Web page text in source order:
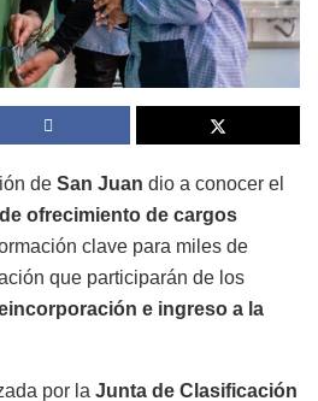
de San Juan dio a conocer el
ofrecimiento de cargos
clave para miles de
que participarán de los
e ingreso a la
por la Junta de Clasificación